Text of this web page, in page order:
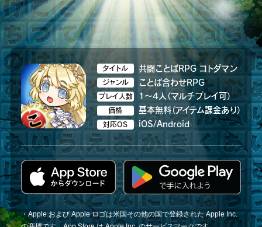
タイトル 共闘ことばRPG コトダマン
ジャンル ことば合わせRPG
プレイ人数 1～4人（マルチプレイ可）
価格 基本無料（アイテム課金あり）
対応OS iOS/Android
・Apple および Apple ロゴは米国その他の国で登録された Apple Inc.